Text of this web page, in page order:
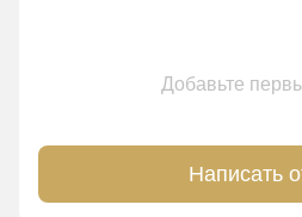
Добавьте
Написать